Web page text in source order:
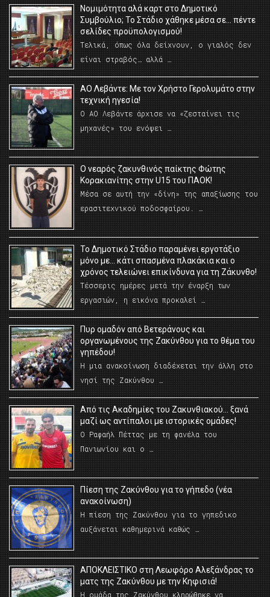
Νομιμότητα αλά καρτ στο Δημοτικό
Συμβούλιο; Το Στάδιο χάθηκε μέσα σε… πέντε
σελίδες προϋπολογισμού!
Τελικά, όπως όλα δείχνουν, ο γιαλός δεν
είναι στραβός… αλλά …
ΑΟ Λεβάντε: Με τον Χρήστο Γερολυμάτο στην
τεχνική ηγεσία!
Ο ΑΟ Λεβάντε άρχισε να «ζεσταίνει τις
μηχανές» του ενόψει …
O νεαρός ζακυνθινός παίκτης Φώτης
Κορακιανίτης στην U15 του ΠΑΟΚ!
Μέσα σε αυτή την «δίνη» της απαξίωσης του
ερασιτεχνικού ποδοσφαίρου. …
Το Δημοτικό Στάδιο παραμένει εργοτάξιο
μόνο με… κάτι σπασμένα πλακάκια και ο
χρόνος τελειώνει επικίνδυνα για τη Ζάκυνθο!
Τέσσερις ημέρες μετά την έναρξη των
εργασιών, η εικόνα προκαλεί …
Πυρ ομαδόν από Βετεράνους και
οργανωμένους της Ζακύνθου για το θέμα του
γηπέδου!
Η μια ανακοίνωση διαδέχεται την άλλη στο
νησί της Ζακύνθου …
Από τις Ακαδημίες του Ζακυνθιακού… ξανά
μαζί ως αντίπαλοι με ιστορικές ομάδες!
Ο Ραφαήλ Πέττας με τη φανέλα του
Πανιωνίου και ο …
Πίεση της Ζακύνθου για το γήπεδο (νέα
ανακοίνωση)
Η πίεση της Ζακύνθου για το γηπεδικο
αυξάνεται καθημερινά καθώς …
AΠΟΚΛΕΙΣΤΙΚΟ στη Λεωφόρο Αλεξάνδρας το
ματς της Ζακύνθου με την Κηφισιά!
Η ομάδα της Ζακύνθου κληρώθηκε να